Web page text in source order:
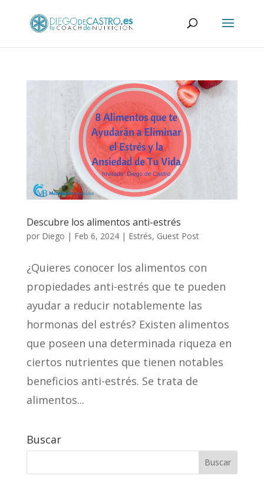
Descubre los alimentos anti-estrés
por Diego | Feb 6, 2024| Estrés, Guest Post
¿Quieres conocer los alimentos con
propiedades anti-estrés que te pueden
ayudar a reducir notablemente las
hormonas del estrés? Existen alimentos
que poseen una determinada riqueza en
ciertos nutrientes que tienen notables
beneficios anti-estrés. Se trata de
alimentos...
Buscar